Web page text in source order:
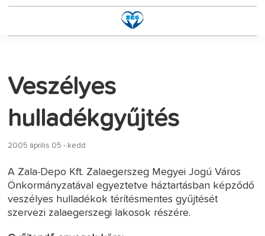
Veszélyes
hulladékgyűjtés
2005 április 05 - kedd
A Zala-Depo Kft. Zalaegerszeg Megyei Jogú Város
Önkormányzatával egyeztetve háztartásban képződő
veszélyes hulladékok térítésmentes gyűjtését
szervezi zalaegerszegi lakosok részére.